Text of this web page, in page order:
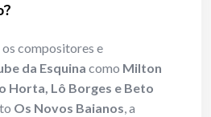
compositores e
da Esquina como Milton
Horta, Lô Borges e Beto
Os Novos Baianos, a